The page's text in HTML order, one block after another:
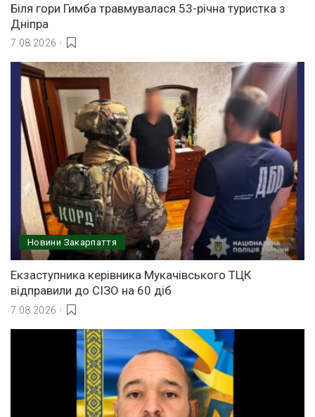
Біля гори Гимба травмувалася 53-річна туристка з
Дніпра
7.08.2026
Новини Закарпаття
Екзаступника керівника Мукачівського ТЦК
відправили до СІЗО на 60 діб
7.08.2026